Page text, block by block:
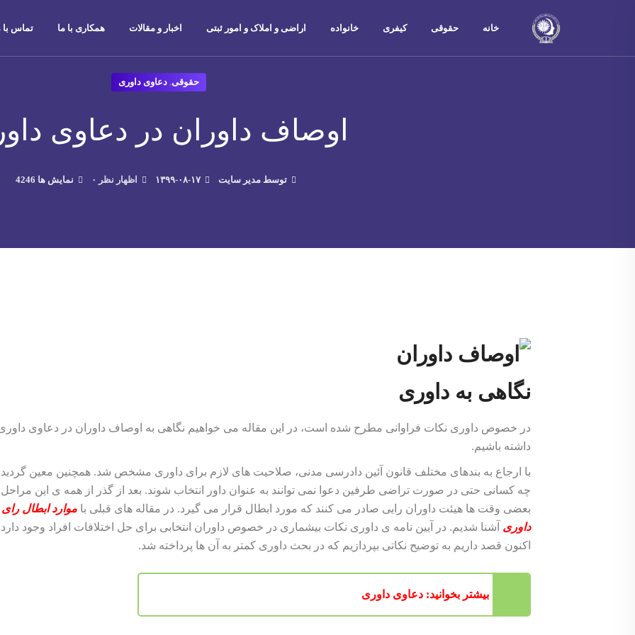
خانه حقوقی کیفری خانواده اراضی و املاک و امور ثبتی اخبار و مقالات همکاری با ما تماس با
حقوقی, دعاوی داوری
اوصاف داوران در دعاوی
توسط مدیر سایت ۱۳۹۹-۰۸-۱۷ ۰ اظهار نظر 4246 نمایش ها
نگاهی به داوری
در خصوص داوری نکات فراوانی مطرح شده است، در این مقاله می خواهیم نگاهی به اوصاف داوران در دعاوی
داشته باشیم.
با ارجاع به بندهای مختلف قانون آئین دادرسی مدنی، صلاحیت های لازم برای داوری مشخص شد. همچنین معین
چه کسانی حتی در صورت تراضی طرفین دعوا نمی توانند به عنوان داور انتخاب شوند. بعد از گذر از همه ی این مراحل
بعضی وقت ها هیئت داوران رایی صادر می کنند که مورد ابطال قرار می گیرد. در مقاله های قبلی باموارد ابطال رای
داوری آشنا شدیم. در آیین نامه ی داوری نکات بیشماری در خصوص داوران انتخابی برای حل اختلافات افراد وجود
اکنون قصد داریم به توضیح نکاتی بپردازیم که در بحث داوری کمتر به آن ها پرداخته شد.
بیشتر بخوانید: دعاوی داوری